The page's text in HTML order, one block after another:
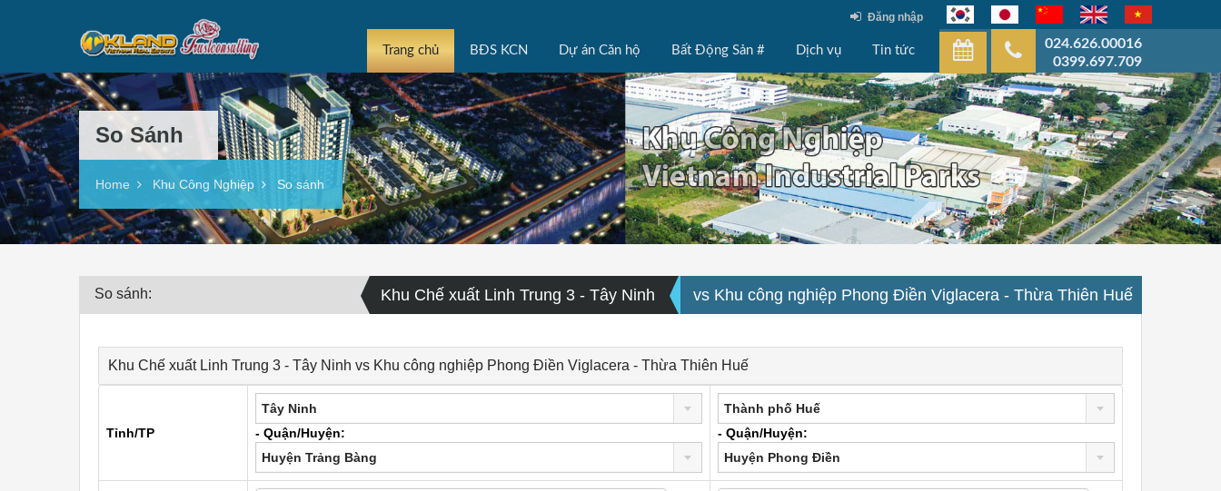
Đăng nhập
024.626.00016
0399.697.709
Trang chủ BĐS KCN Dự án Căn hộ Bất Động Sản # Dịch vụ Tin tức
So Sánh
Home Khu Công Nghiệp So sánh
So sánh: Khu Chế xuất Linh Trung 3 - Tây Ninh vs Khu công nghiệp Phong Điền Viglacera - Thừa Thiên Huế
Khu Chế xuất Linh Trung 3 - Tây Ninh vs Khu công nghiệp Phong Điền Viglacera - Thừa Thiên Huế
Tỉnh/TP
Tây Ninh
- Quận/Huyện:
Huyện Trảng Bàng
Thành phố Huế
- Quận/Huyện:
Huyện Phong Điền